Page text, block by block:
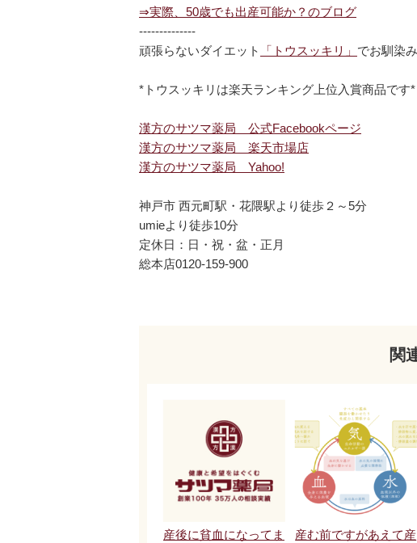
⇒実際、50歳でも出産可能か？のブログ
--------------
頑張らないダイエット
「トウスッキリ」 でお馴染
*トウスッキリは楽天ランキング上位入賞商品です*
漢方のサツマ薬局 公式Facebookページ
漢方のサツマ薬局 楽天市場店
漢方のサツマ薬局 Yahoo!
神戸市 西元町駅・花隈駅より徒歩２～5分
umieより徒歩10分
定休日：日・祝・盆・正月
総本店0120-159-900
関
産後に貧血になってま
産む前ですがあえて産